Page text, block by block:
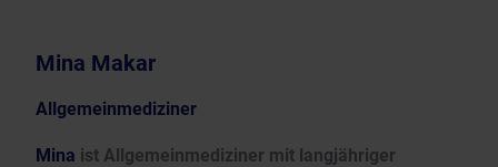
Mina Makar
Allgemeinmediziner
Mina ist Allgemeinmediziner mit langjähriger